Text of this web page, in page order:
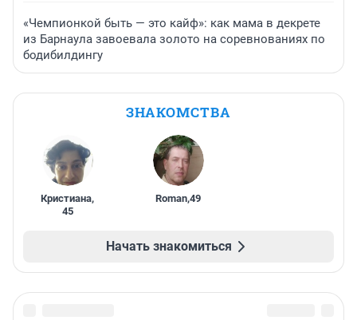
«Чемпионкой быть — это кайф»: как мама в декрете
из Барнаула завоевала золото на соревнованиях по
бодибилдингу
ЗНАКОМСТВА
Кристиана,
45
Roman,49
Начать знакомиться